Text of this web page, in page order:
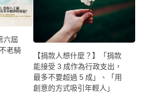
六屆
老騎
【捐款人想什麼？】「捐款
能接受 3 成作為行政支出，
最多不要超過 5 成」、「用
創意的方式吸引年輕人」